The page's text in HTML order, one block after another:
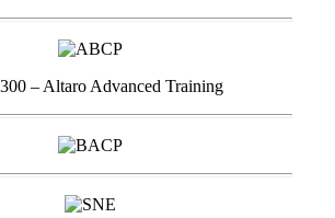
– Altaro Advanced Training